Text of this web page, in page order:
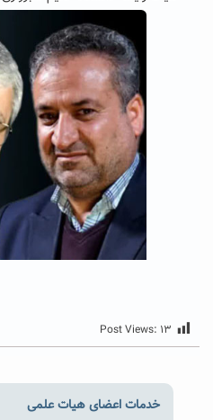
Post Views: ۱۳
خدمات اعضای هیات علمی